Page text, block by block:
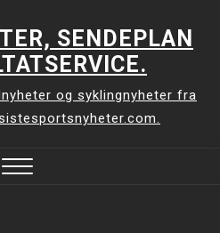
SENDEPLAN
og syklingnyheter fra